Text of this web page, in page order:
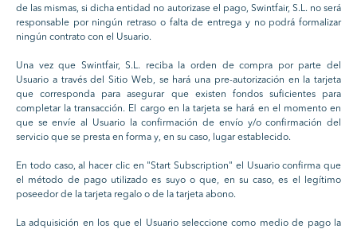
de las mismas, si dicha entidad no autorizase el pago, Swintfair, S.L. no será
responsable por ningún retraso o falta de entrega y no podrá formalizar
ningún contrato con el Usuario.
Una vez que Swintfair, S.L. reciba la orden de compra por parte del
Usuario a través del Sitio Web, se hará una pre-autorización en la tarjeta
que corresponda para asegurar que existen fondos suficientes para
completar la transacción. El cargo en la tarjeta se hará en el momento en
que se envíe al Usuario la confirmación de envío y/o confirmación del
servicio que se presta en forma y, en su caso, lugar establecido.
En todo caso, al hacer clic en "Start Subscription" el Usuario confirma que
el método de pago utilizado es suyo o que, en su caso, es el legítimo
poseedor de la tarjeta regalo o de la tarjeta abono.
La adquisición en los que el Usuario seleccione como medio de pago la